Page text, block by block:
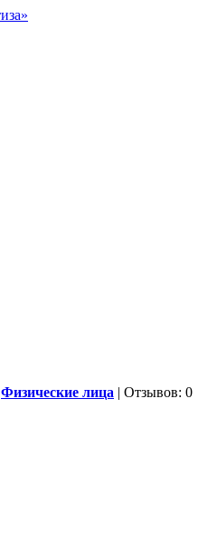
Физические лица | Отзывов: 0